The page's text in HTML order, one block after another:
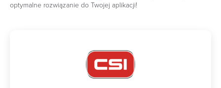
optymalne rozwiązanie do Twojej aplikacji!